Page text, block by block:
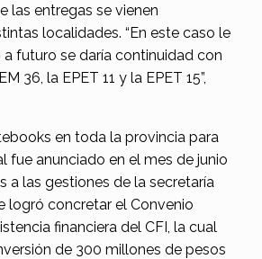
las entregas se vienen
localidades. “En este caso le
futuro se daría continuidad con
36, la EPET 11 y la EPET 15”,
en toda la provincia para
fue anunciado en el mes de junio
a las gestiones de la secretaría
logró concretar el Convenio
financiera del CFI, la cual
de 300 millones de pesos